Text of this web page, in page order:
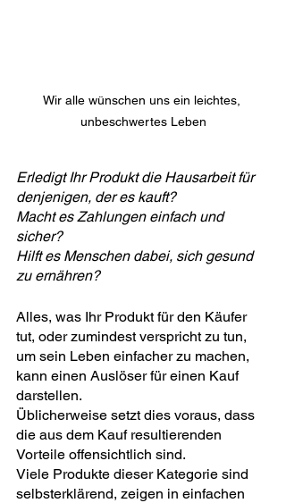
Wir alle wünschen uns ein leichtes,
unbeschwertes Leben
Erledigt Ihr Produkt die Hausarbeit für
denjenigen, der es kauft?
Macht es Zahlungen einfach und
sicher?
Hilft es Menschen dabei, sich gesund
zu ernähren?
Alles, was Ihr Produkt für den Käufer
tut, oder zumindest verspricht zu tun,
um sein Leben einfacher zu machen,
kann einen Auslöser für einen Kauf
darstellen.
Üblicherweise setzt dies voraus, dass
die aus dem Kauf resultierenden
Vorteile offensichtlich sind.
Viele Produkte dieser Kategorie sind
selbsterklärend, zeigen in einfachen